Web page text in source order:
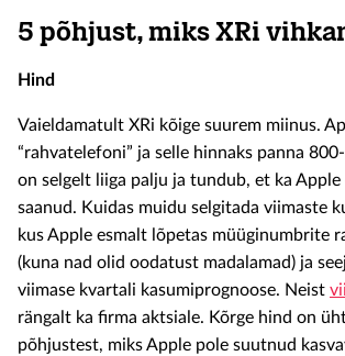
5 põhjust, miks XRi
Hind
Vaieldamatult XRi kõige suurem miinus.
“rahvatelefoni” ja selle hinnaks panna
on selgelt liiga palju ja tundub, et ka Apple
saanud. Kuidas muidu selgitada viimaste
kus Apple esmalt lõpetas müüginumbrite
(kuna nad olid oodatust madalamad) ja
viimase kvartali kasumiprognoose. Neist
rängalt ka firma aktsiale. Kõrge hind on
põhjustest, miks Apple pole suutnud